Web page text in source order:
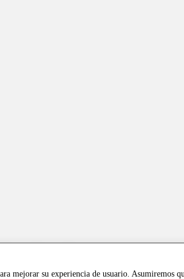
mejorar su experiencia de usuario. Asumiremos